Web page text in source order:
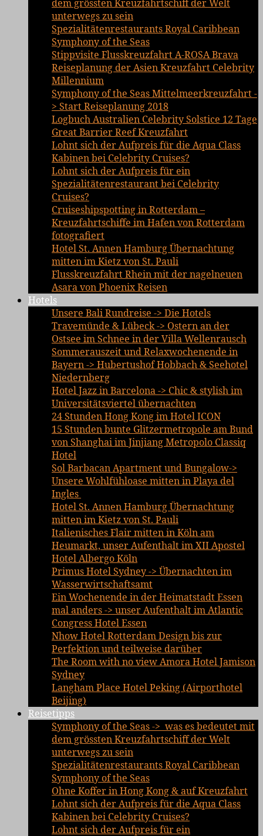
dem grössten Kreuzfahrtschiff der Welt
unterwegs zu sein
Spezialitätenrestaurants Royal Caribbean
Symphony of the Seas
Stippvisite Flusskreuzfahrt A-ROSA Brava
Reiseplanung der Asien Kreuzfahrt Celebrity
Millennium
Symphony of the Seas Mittelmeerkreuzfahrt -
> Start Reiseplanung 2018
Logbuch Australien Celebrity Solstice 12 Tage
Great Barrier Reef Kreuzfahrt
Lohnt sich der Aufpreis für die Aqua Class
Kabinen bei Celebrity Cruises?
Lohnt sich der Aufpreis für ein
Spezialitätenrestaurant bei Celebrity
Cruises?
Cruiseshipspotting in Rotterdam –
Kreuzfahrtschiffe im Hafen von Rotterdam
fotografiert
Hotel St. Annen Hamburg Übernachtung
mitten im Kietz von St. Pauli
Flusskreuzfahrt Rhein mit der nagelneuen
Asara von Phoenix Reisen
Hotels
Unsere Bali Rundreise -> Die Hotels
Travemünde & Lübeck -> Ostern an der
Ostsee im Schnee in der Villa Wellenrausch
Sommerauszeit und Relaxwochenende in
Bayern -> Hubertushof Hobbach & Seehotel
Niedernberg
Hotel Jazz in Barcelona -> Chic & stylish im
Universitätsviertel übernachten
24 Stunden Hong Kong im Hotel ICON
15 Stunden bunte Glitzermetropole am Bund
von Shanghai im Jinjiang Metropolo Classiq
Hotel
Sol Barbacan Apartment und Bungalow->
Unsere Wohlfühloase mitten in Playa del
Ingles
Hotel St. Annen Hamburg Übernachtung
mitten im Kietz von St. Pauli
Italienisches Flair mitten in Köln am
Heumarkt, unser Aufenthalt im XII Apostel
Hotel Albergo Köln
Primus Hotel Sydney -> Übernachten im
Wasserwirtschaftsamt
Ein Wochenende in der Heimatstadt Essen
mal anders -> unser Aufenthalt im Atlantic
Congress Hotel Essen
Nhow Hotel Rotterdam Design bis zur
Perfektion und teilweise darüber
The Room with no view Amora Hotel Jamison
Sydney
Langham Place Hotel Peking (Airporthotel
Beijing)
Reisetipps
Symphony of the Seas -> was es bedeutet mit
dem grössten Kreuzfahrtschiff der Welt
unterwegs zu sein
Spezialitätenrestaurants Royal Caribbean
Symphony of the Seas
Ohne Koffer in Hong Kong & auf Kreuzfahrt
Lohnt sich der Aufpreis für die Aqua Class
Kabinen bei Celebrity Cruises?
Lohnt sich der Aufpreis für ein